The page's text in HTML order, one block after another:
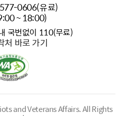
0606(유료)
~ 18:00)
국번없이 110(무료)
처 바로 가기
and Veterans Affairs.All Rights